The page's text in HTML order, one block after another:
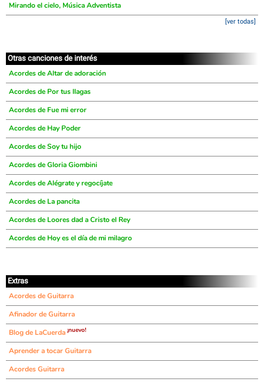
Mirando el cielo, Música Adventista
[ver todas]
Otras canciones de interés
Acordes de Altar de adoración
Acordes de Por tus llagas
Acordes de Fue mi error
Acordes de Hay Poder
Acordes de Soy tu hijo
Acordes de Gloria Giombini
Acordes de Alégrate y regocíjate
Acordes de La pancita
Acordes de Loores dad a Cristo el Rey
Acordes de Hoy es el día de mi milagro
Extras
Acordes de Guitarra
Afinador de Guitarra
Blog de LaCuerda ¡nuevo!
Aprender a tocar Guitarra
Acordes Guitarra